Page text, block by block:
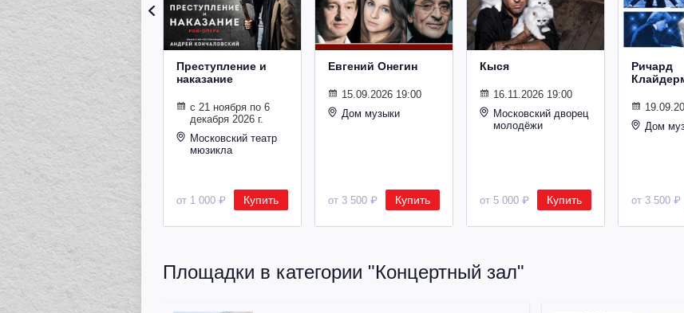
Преступление и
наказание
с 21 ноября по 6
декабря 2026 г.
Московский театр
мюзикла
от 1 000 ₽ Купить
Евгений Онегин
15.09.2026 19:00
Дом музыки
от 3 500 ₽ Купить
Кыся
16.11.2026 19:00
Московский дворец
молодёжи
от 5 000 ₽ Купить
Ричард
Дом
от 3 500 ₽
Площадки в категории "Концертный зал"